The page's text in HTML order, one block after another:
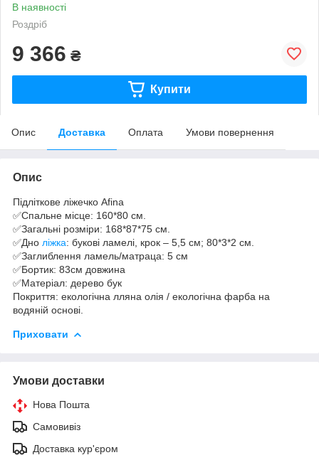
В наявності
Роздріб
9 366 ₴
Купити
Опис Доставка Оплата Умови повернення
Опис
Підліткове ліжечко Afina
✅Спальне місце: 160*80 см.
✅Загальні розміри: 168*87*75 см.
✅Дно ліжка: букові ламелі, крок – 5,5 см; 80*3*2 см.
✅Заглиблення ламель/матраца: 5 см
✅Бортик: 83см довжина
✅Матеріал: дерево бук
Покриття: екологічна лляна олія / екологічна фарба на
водяній основі.
Приховати
Умови доставки
Нова Пошта
Самовивіз
Доставка кур'єром